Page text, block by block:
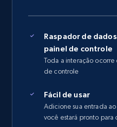
Raspador de
painel de controle
Toda a interação
de controle
Fácil de usar
Adicione sua entrada
você estará pronto para